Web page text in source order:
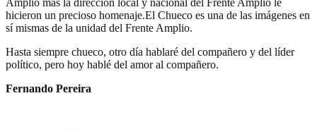
hicieron un precioso homenaje.El Chueco es una de las imágenes en
sí mismas de la unidad del Frente Amplio.
Hasta siempre chueco, otro día hablaré del compañero y del líder
político, pero hoy hablé del amor al compañero.
Fernando Pereira